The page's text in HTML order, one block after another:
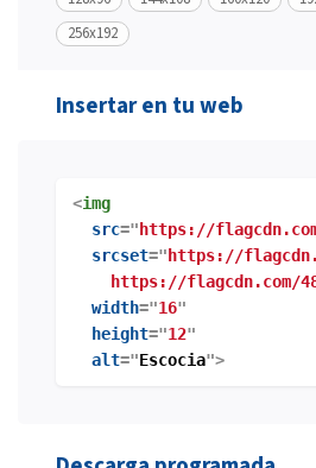
256x192
Insertar en tu web
<img
src=" https://
srcset=" https://
https://flagcdn.com/
width="16"
height="12"
alt="Escocia">